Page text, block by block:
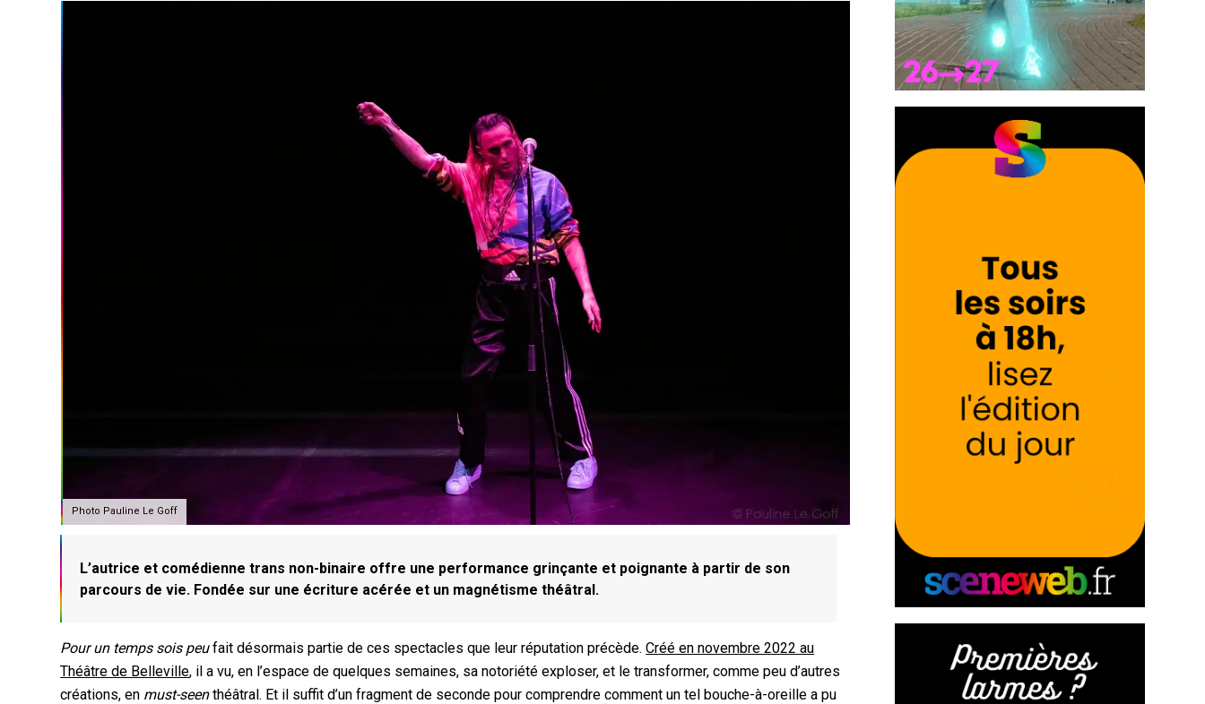
Photo Pauline Le Goff
L’autrice et comédienne trans non-binaire offre une performance grinçante et poignante à partir de son
parcours de vie. Fondée sur une écriture acérée et un magnétisme théâtral.
Pour un temps sois peufait désormais partie de ces spectacles que leur réputation précède.Créé en novembre 2022 au
Théâtre de Belleville, il a vu, en l’espace de quelques semaines, sa notoriété exploser, et le transformer, comme peu d’autres
créations, en must-seenthéâtral. Et il suffit d’un fragment de seconde pour comprendre comment un tel bouche-à-oreille a pu